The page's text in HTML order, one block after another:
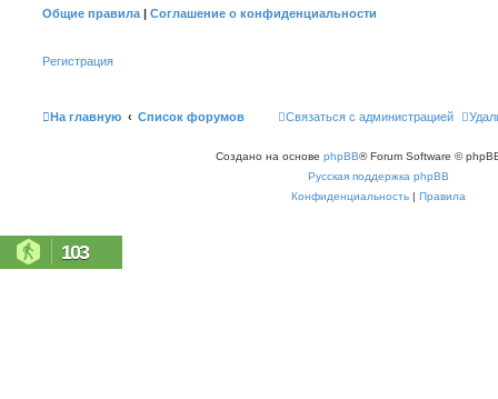
Общие правила | Соглашение о конфиденциальности
Регистрация
На главную Список форумов Связаться с администрацией
Создано на основе phpBB® Forum Software ©
Русская поддержка phpBB
Конфиденциальность | Правила
103